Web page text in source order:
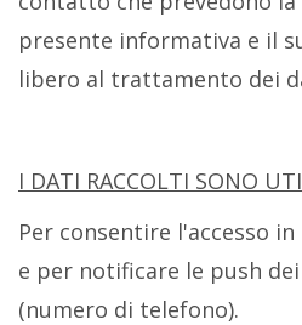
presente informativa e il
libero al trattamento dei
I DATI RACCOLTI SONO
Per consentire l'accesso
e per notificare le push
(numero di telefono).